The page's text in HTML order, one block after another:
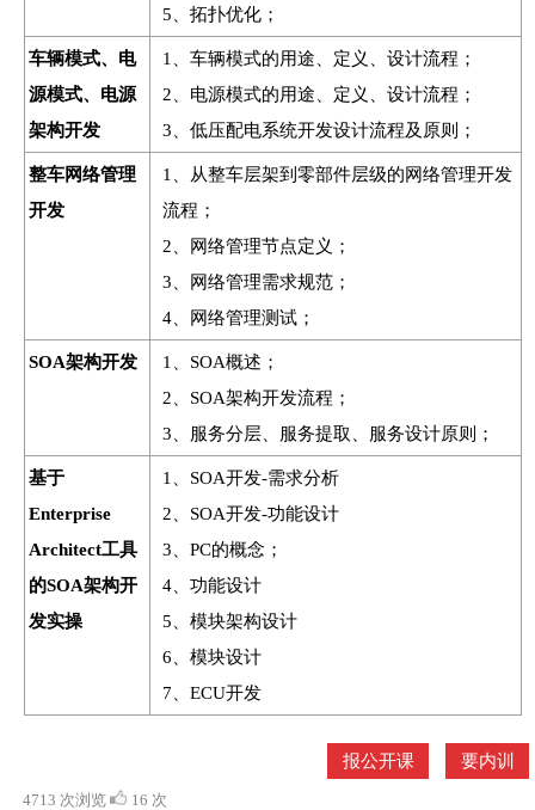
5、拓扑优化；
车辆模式、电
源模式、电源
架构开发
1、车辆模式的用途、定义、设计流程；
2、电源模式的用途、定义、设计流程；
3、低压配电系统开发设计流程及原则；
整车网络管理
开发
1、从整车层架到零部件层级的网络管理开发
流程；
2、网络管理节点定义；
3、网络管理需求规范；
4、网络管理测试；
SOA架构开发
1、SOA概述；
2、SOA架构开发流程；
3、服务分层、服务提取、服务设计原则；
基于
Enterprise
Architect工具
的SOA架构开
发实操
1、SOA开发-需求分析
2、SOA开发-功能设计
3、PC的概念；
4、功能设计
5、模块架构设计
6、模块设计
7、ECU开发
报公开课 要内训
4713 次浏览 16 次